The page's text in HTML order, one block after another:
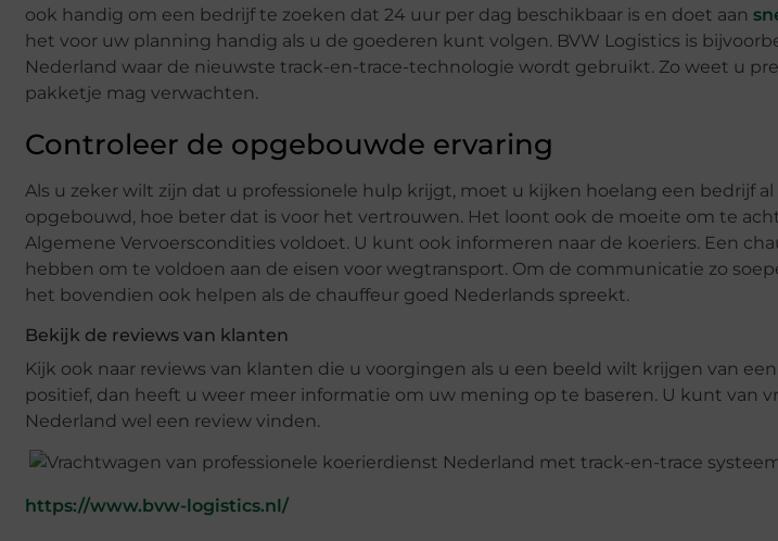
ook handig om een bedrijf te zoeken dat 24 uur per dag beschikbaar is en doet aan
het voor uw planning handig als u de goederen kunt volgen. BVW Logistics is
Nederland waar de nieuwste track-en-trace-technologie wordt gebruikt. Zo weet u
pakketje mag verwachten.
Controleer de opgebouwde ervaring
Als u zeker wilt zijn dat u professionele hulp krijgt, moet u kijken hoelang een bedrijf
opgebouwd, hoe beter dat is voor het vertrouwen. Het loont ook de moeite om te
Algemene Vervoerscondities voldoet. U kunt ook informeren naar de koeriers. Een
hebben om te voldoen aan de eisen voor wegtransport. Om de communicatie zo
het bovendien ook helpen als de chauffeur goed Nederlands spreekt.
Bekijk de reviews van klanten
Kijk ook naar reviews van klanten die u voorgingen als u een beeld wilt krijgen van
positief, dan heeft u weer meer informatie om uw mening op te baseren. U kunt van
Nederland wel een review vinden.
https://www.bvw-logistics.nl/